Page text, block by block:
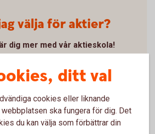
välja för aktier?
dig mer med vår aktieskola!
aktier?
öka chansen att tjäna pengar på
blir det både roligare och enklare
ditt val
cookies eller liknande
ska fungera för dig. Det
du kan välja som förbättrar din